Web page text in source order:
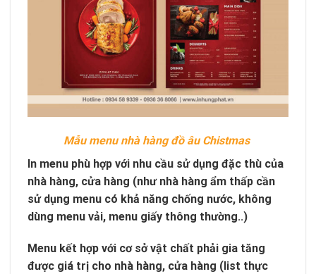
Mẫu menu nhà hàng đồ âu Chistmas
In menu phù hợp với nhu cầu sử dụng đặc thù của
nhà hàng, cửa hàng (như nhà hàng ẩm thấp cần
sử dụng menu có khả năng chống nước, không
dùng menu vải, menu giấy thông thường..)
Menu kết hợp với cơ sở vật chất phải gia tăng
được giá trị cho nhà hàng, cửa hàng (list thực